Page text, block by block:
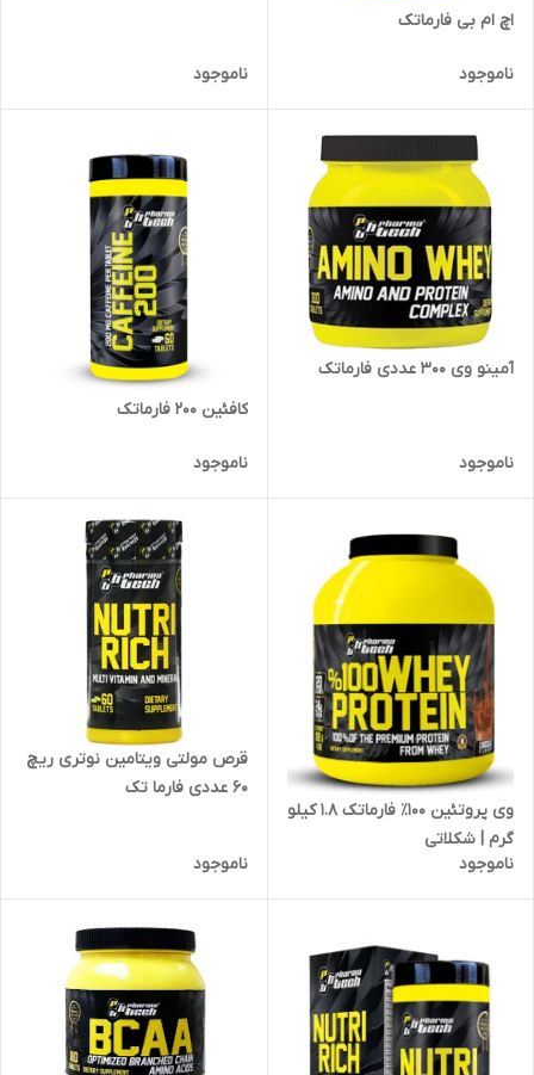
اچ ام بی فارماتک
ناموجود ناموجود
آمینو وی 300 عددی فارماتک
ناموجود
کافئین 200 فارماتک
ناموجود
وی پروتئین ۱۰۰٪ فارماتک 1.8 کیلو
گرم | شکلاتی
ناموجود
قرص مولتی ویتامین نوتری ریچ
60 عددی فارما تک
ناموجود